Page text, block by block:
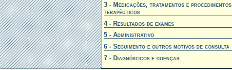
3 - Medicações, tratamentos e procedimentos
terapêuticos
4 - Resultados de exames
5 - Administrativo
6 - Seguimento e outros motivos de consulta
7 - Diagnósticos e doenças